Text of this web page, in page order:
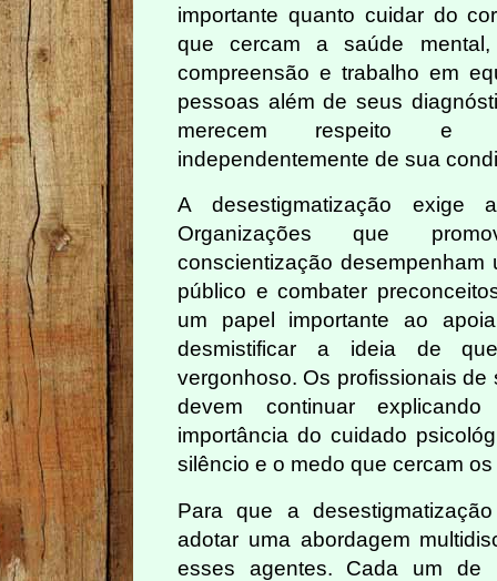
importante quanto cuidar do
que cercam a saúde
compreensão e trabalho em
pessoas além de seus
merecem respeito e
independentemente de sua
A desestigmatização exige
Organizações que
conscientização
público e combater
um papel importante ao
desmistificar a ideia de
vergonhoso. Os profissionais
devem continuar
importância do cuidado
silêncio e o medo que cercam
Para que a
adotar uma abordagem
esses agentes. Cada um de